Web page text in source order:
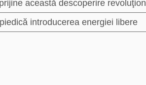
această descoperire
introducerea energiei libere